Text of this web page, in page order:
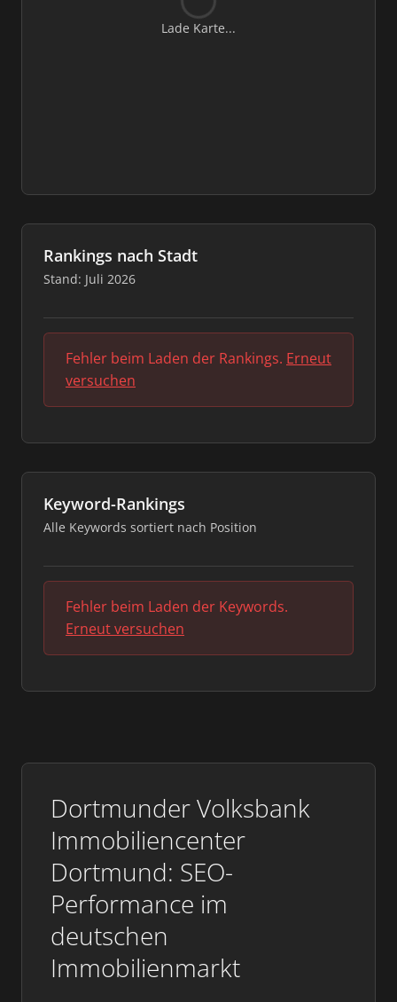
Dortmunder Volksbank
Immobiliencenter
Dortmund: SEO-
Performance im
deutschen
Immobilienmarkt
Lade Karte...
Rankings nach Stadt
Stand: Juli 2026
Fehler beim Laden der Rankings. Erneut
versuchen
Keyword-Rankings
Alle Keywords sortiert nach Position
Fehler beim Laden der Keywords.
Erneut versuchen